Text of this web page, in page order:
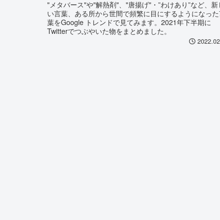
"メタバース"や"解熱剤"、"唐揚げ"・”わけあり”など、新
い言葉、ある所から世間で頻繁に目にするようになっ
葉をGoogle トレンドで見てみます。2021年下半期に
Twitterでつぶやいた物をまとめました。